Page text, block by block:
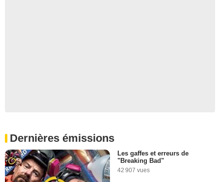
Dernières émissions
Les gaffes et erreurs de
"Breaking Bad"
42 907 vues